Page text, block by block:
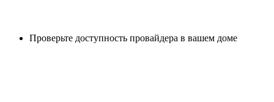
Проверьте доступность провайдера в вашем доме